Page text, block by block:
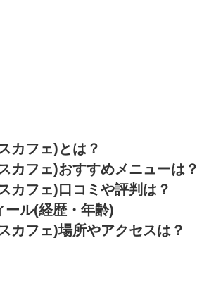
カフェ)とは？
カフェ)おすすめメニューは？
カフェ)口コミや評判は？
ル(経歴・年齢)
カフェ)場所やアクセスは？